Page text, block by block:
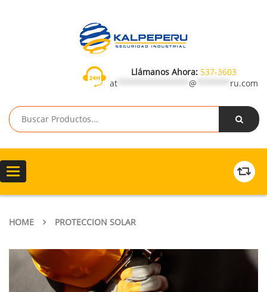
Llámanos Ahora: 537-3603
at
@ ru.com
Toggle
navigation
HOME PROTECCION SOLAR